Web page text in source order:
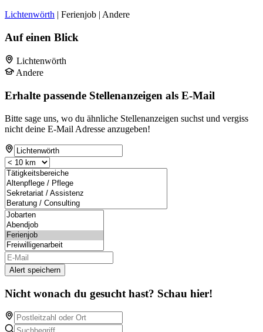
Lichtenwörth | Ferienjob | Andere
Auf einen Blick
Lichtenwörth
Andere
Erhalte passende Stellenanzeigen als E-Mail
Bitte sage uns, wo du ähnliche Stellenanzeigen suchst und vergiss
nicht deine E-Mail Adresse anzugeben!
Alert speichern
Nicht wonach du gesucht hast? Schau hier!